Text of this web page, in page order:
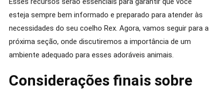
esteja sempre bem informado e preparado para atender às
necessidades do seu coelho Rex. Agora, vamos seguir para a
próxima seção, onde discutiremos a importância de um
ambiente adequado para esses adoráveis animais.
Considerações finais sobre